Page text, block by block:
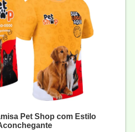
Pet Shop com Estilo